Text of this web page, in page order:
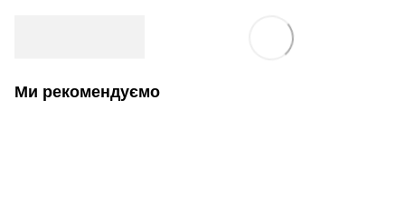
Ми рекомендуємо